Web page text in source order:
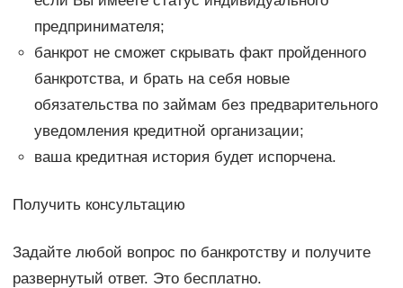
предпринимателя;
банкрот не сможет скрывать факт пройденного
банкротства, и брать на себя новые
обязательства по займам без предварительного
уведомления кредитной организации;
ваша кредитная история будет испорчена.
Получить консультацию
Задайте любой вопрос по банкротству и получите
развернутый ответ. Это бесплатно.